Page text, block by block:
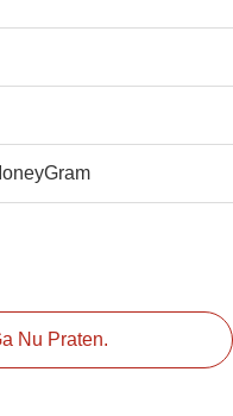
Nu Praten.